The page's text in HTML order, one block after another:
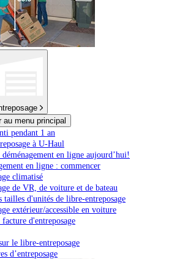
au menu principal
pendant 1 an
à U-Haul
en ligne aujourd’hui!
en ligne : commencer
climatisé
de VR, de voiture et de bateau
tailles d'unités de libre-entreposage
extérieur/accessible en voiture
d'entreposage
le libre-entreposage
d’entreposage